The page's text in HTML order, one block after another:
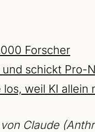
Forscher
schickt Pro-
weil KI allein
Claude